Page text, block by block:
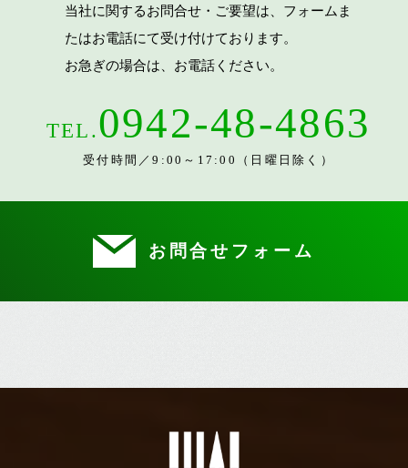
当社に関するお問合せ・ご要望は、フォームま
たはお電話にて受け付けております。
お急ぎの場合は、お電話ください。
TEL.0942-48-4863
受付時間／9:00～17:00（日曜日除く）
お問合せフォーム